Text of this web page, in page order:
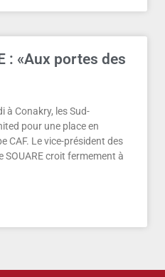
: «Aux portes des
à Conakry, les Sud-
pour une place en
CAF. Le vice-président des
SOUARE croit fermement à